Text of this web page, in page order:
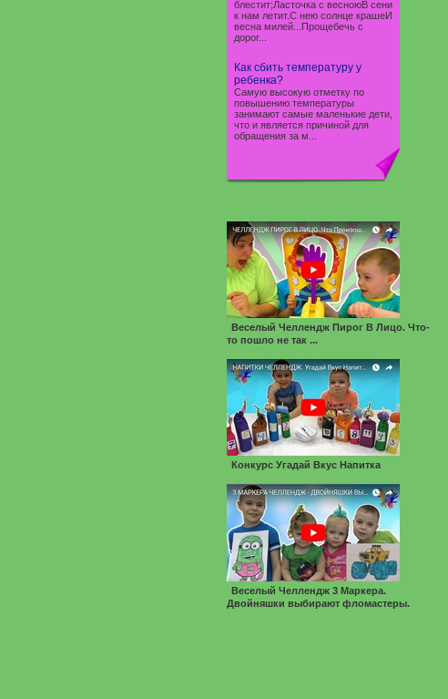
блестит;Ласточка с весноюВ сени
к нам летит.С нею солнце крашеИ
весна милей...Прощебечь с
дорог...
Как сбить температуру у
ребенка?
Самую высокую отметку по
повышению температуры
занимают самые маленькие дети,
что и является причиной для
обращения за м...
Веселый Челлендж Пирог В Лицо. Что-
то пошло не так ...
Конкурс Угадай Вкус Напитка
Веселый Челлендж 3 Маркера.
Двойняшки выбирают фломастеры.